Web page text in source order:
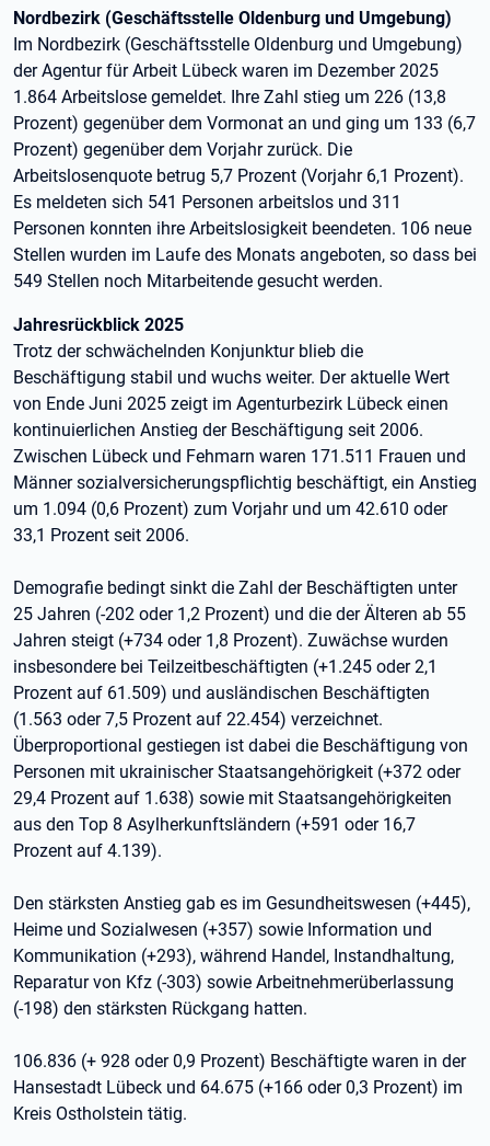
Nordbezirk (Geschäftsstelle Oldenburg und Umgebung)
Im Nordbezirk (Geschäftsstelle Oldenburg und Umgebung)
der Agentur für Arbeit Lübeck waren im Dezember 2025
1.864 Arbeitslose gemeldet. Ihre Zahl stieg um 226 (13,8
Prozent) gegenüber dem Vormonat an und ging um 133 (6,7
Prozent) gegenüber dem Vorjahr zurück. Die
Arbeitslosenquote betrug 5,7 Prozent (Vorjahr 6,1 Prozent).
Es meldeten sich 541 Personen arbeitslos und 311
Personen konnten ihre Arbeitslosigkeit beendeten. 106 neue
Stellen wurden im Laufe des Monats angeboten, so dass bei
549 Stellen noch Mitarbeitende gesucht werden.
Jahresrückblick 2025
Trotz der schwächelnden Konjunktur blieb die
Beschäftigung stabil und wuchs weiter. Der aktuelle Wert
von Ende Juni 2025 zeigt im Agenturbezirk Lübeck einen
kontinuierlichen Anstieg der Beschäftigung seit 2006.
Zwischen Lübeck und Fehmarn waren 171.511 Frauen und
Männer sozialversicherungspflichtig beschäftigt, ein Anstieg
um 1.094 (0,6 Prozent) zum Vorjahr und um 42.610 oder
33,1 Prozent seit 2006.
Demografie bedingt sinkt die Zahl der Beschäftigten unter
25 Jahren (-202 oder 1,2 Prozent) und die der Älteren ab 55
Jahren steigt (+734 oder 1,8 Prozent). Zuwächse wurden
insbesondere bei Teilzeitbeschäftigten (+1.245 oder 2,1
Prozent auf 61.509) und ausländischen Beschäftigten
(1.563 oder 7,5 Prozent auf 22.454) verzeichnet.
Überproportional gestiegen ist dabei die Beschäftigung von
Personen mit ukrainischer Staatsangehörigkeit (+372 oder
29,4 Prozent auf 1.638) sowie mit Staatsangehörigkeiten
aus den Top 8 Asylherkunftsländern (+591 oder 16,7
Prozent auf 4.139).
Den stärksten Anstieg gab es im Gesundheitswesen (+445),
Heime und Sozialwesen (+357) sowie Information und
Kommunikation (+293), während Handel, Instandhaltung,
Reparatur von Kfz (-303) sowie Arbeitnehmerüberlassung
(-198) den stärksten Rückgang hatten.
106.836 (+ 928 oder 0,9 Prozent) Beschäftigte waren in der
Hansestadt Lübeck und 64.675 (+166 oder 0,3 Prozent) im
Kreis Ostholstein tätig.